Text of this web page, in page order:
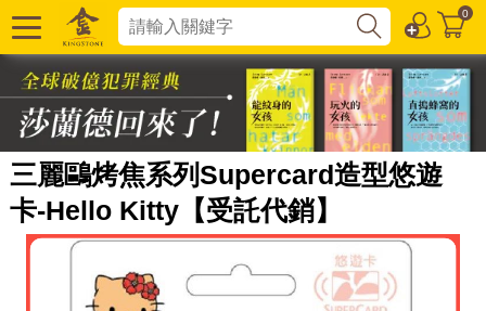
0
三麗鷗烤焦系列Supercard造型悠遊
卡-Hello Kitty【受託代銷】